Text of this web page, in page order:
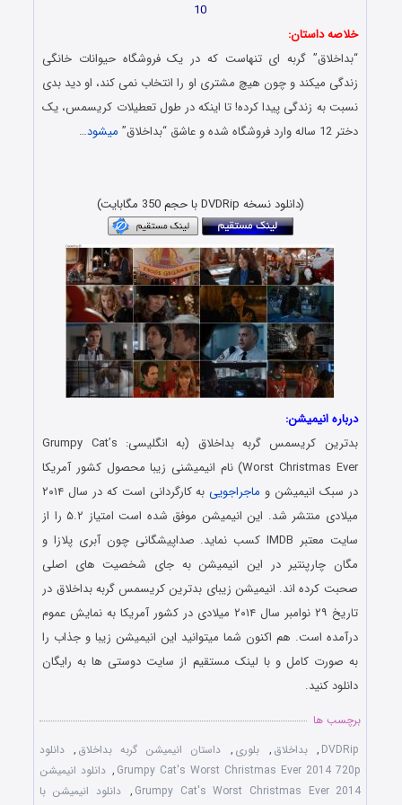
10
خلاصه داستان:
“بداخلاق” گربه ای تنهاست که در یک فروشگاه حیوانات خانگی
زندگی میکند و چون هیچ مشتری او را انتخاب نمی کند، او دید بدی
نسبت به زندگی پیدا کرده! تا اینکه در طول تعطیلات کریسمس، یک
دختر 12 ساله وارد فروشگاه شده و عاشق “بداخلاق”
میشود…
(دانلود نسخه DVDRip با حجم 350 مگابایت)
درباره انیمیشن:
بدترین کریسمس گربه بداخلاق (به انگلیسی: Grumpy Cat’s
Worst Christmas Ever) نام انیمیشنی زیبا محصول کشور آمریکا
در سبک انیمیشن و ماجراجویی
به کارگردانی است که در سال ۲۰۱۴
میلادی منتشر شد. این انیمیشن موفق شده است امتیاز ۵.۲ را از
سایت معتبر IMDB کسب نماید. صداپیشگانی چون آبری پلازا و
مگان چارپنتیر در این انیمیشن به جای شخصیت های اصلی
صحبت کرده اند. انیمیشن زیبای بدترین کریسمس گربه بداخلاق در
تاریخ ۲۹ نوامبر سال ۲۰۱۴ میلادی در کشور آمریکا به نمایش عموم
درآمده است. هم اکنون شما میتوانید این انیمیشن زیبا و جذاب را
به صورت کامل و با لینک مستقیم از سایت دوستی ها به رایگان
دانلود کنید.
برچسب ها
DVDRip
, بداخلاق , بلوری , داستان انیمیشن گربه بداخلاق , دانلود
Grumpy Cat's Worst Christmas Ever 2014 720p
, دانلود انیمیشن
Grumpy Cat's Worst Christmas Ever 2014
, دانلود انیمیشن با